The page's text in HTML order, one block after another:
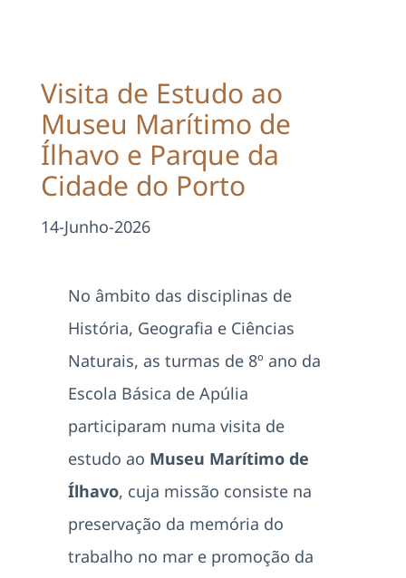
Área Reservada
Pesquisar
Visita de Estudo ao
Museu Marítimo de
Ílhavo e Parque da
Cidade do Porto
14-Junho-2026
No âmbito das disciplinas de
História, Geografia e Ciências
Naturais, as turmas de 8º ano da
Escola Básica de Apúlia
participaram numa visita de
estudo ao Museu Marítimo de
Ílhavo, cuja missão consiste na
preservação da memória do
trabalho no mar e promoção da